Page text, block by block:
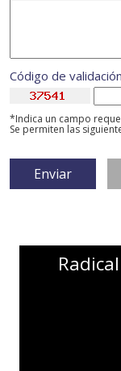
Código de
*Indica un campo
Se permiten las